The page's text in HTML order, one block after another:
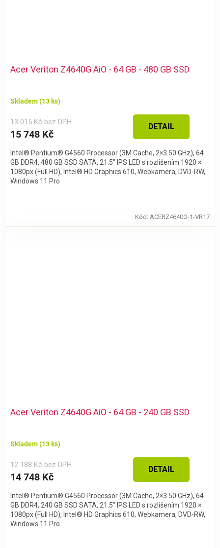
Acer Veriton Z4640G AiO - 64 GB - 480 GB SSD
Skladem(13 ks)
13 015 Kč bez DPH
15 748 Kč
DETAIL
Intel® Pentium® G4560 Processor (3M Cache, 2×3.50 GHz), 64
GB DDR4, 480 GB SSD SATA, 21.5″ IPS LED s rozlišením 1920 ×
1080px (Full HD), Intel® HD Graphics 610, Webkamera, DVD-RW,
Windows 11 Pro
Kód: ACERZ4640G-1-VR17
Acer Veriton Z4640G AiO - 64 GB - 240 GB SSD
Skladem(13 ks)
12 188 Kč bez DPH
14 748 Kč
DETAIL
Intel® Pentium® G4560 Processor (3M Cache, 2×3.50 GHz), 64
GB DDR4, 240 GB SSD SATA, 21.5″ IPS LED s rozlišením 1920 ×
1080px (Full HD), Intel® HD Graphics 610, Webkamera, DVD-RW,
Windows 11 Pro